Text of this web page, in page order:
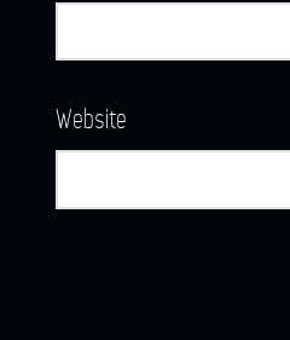
Website